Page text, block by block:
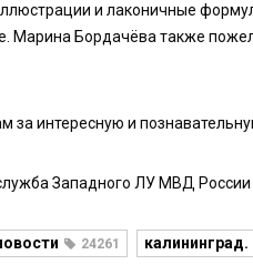
и лаконичные
Марина Бордачёва также
за интересную и
Западного ЛУ МВД России
24261 калининград.